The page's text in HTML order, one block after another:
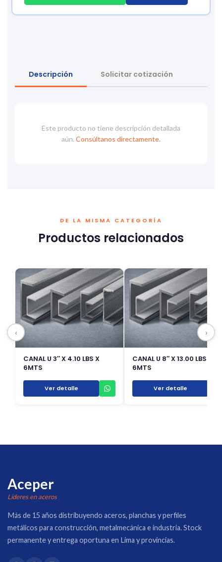
Descripción Solicitar cotización
Este producto no tiene descripción detallada
aún. Consúltanos directamente.
DE LA MISMA CATEGORÍA
Productos relacionados
CANAL U 3″ X 4.10 LBS X
6MTS
Ver detalle
CANAL U 8″ X 13.00 LBS X
6MTS
Ver detalle
‹ ›
Aceper
Líderes en aceros
Más de 15 años distribuyendo aceros, planchas y perfiles
metálicos para construcción, metalmecánica e industria. Stock
permanente y entrega oportuna en Lima y provincias.